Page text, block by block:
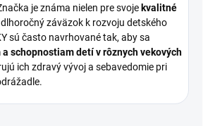
je známa nielen pre svoje kvalitné
záväzok k rozvoju detského
sú často navrhované tak, aby sa
schopnostiam detí v rôznych vekových
ich zdravý vývoj a sebavedomie pri